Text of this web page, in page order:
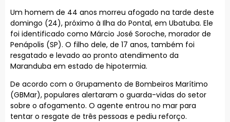
Um homem de 44 anos morreu afogado na tarde deste
domingo (24), próximo à Ilha do Pontal, em Ubatuba. Ele
foi identificado como Márcio José Soroche, morador de
Penápolis (SP). O filho dele, de 17 anos, também foi
resgatado e levado ao pronto atendimento da
Maranduba em estado de hipotermia.
De acordo com o Grupamento de Bombeiros Marítimo
(GBMar), populares alertaram o guarda-vidas do setor
sobre o afogamento. O agente entrou no mar para
tentar o resgate de três pessoas e pediu reforço.